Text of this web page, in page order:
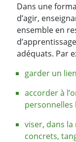
Dans une
d’agir,
ensemble en
adéquats. Par
garder un
accorder à
personnelles
viser, dans
concrets,